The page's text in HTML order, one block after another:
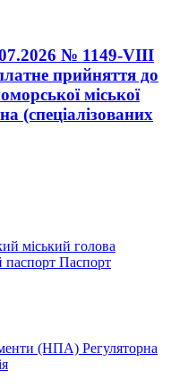
№ 1149-VIII
прийняття до
міської
(спеціалізованих
міський голова
паспорт Паспорт
(НПА) Регуляторна